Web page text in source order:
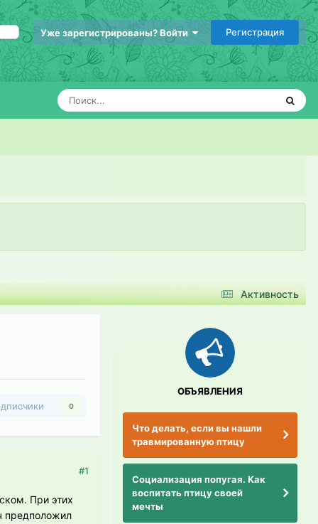
Уже зарегистрированы? Войти Регистрация
Активность
0
#1
При этих
предположил
ОБЪЯВЛЕНИЯ
Что делать, если вы нашли
травмированную птицу
Социализация попугая. Как
воспитать птицу своей
мечты